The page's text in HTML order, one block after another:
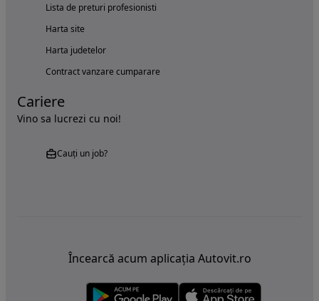
Lista de preturi profesionisti
Harta site
Harta judetelor
Contract vanzare cumparare
Cariere
Vino sa lucrezi cu noi!
Cauți un job?
Încearcă acum aplicația Autovit.ro